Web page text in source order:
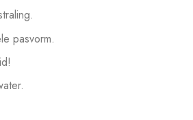
pasvorm.